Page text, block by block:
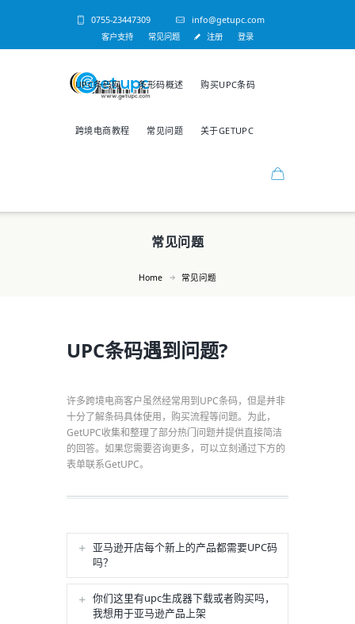
0755-23447309 info@getupc.com
客户支持 常见问题 注册 登录
UPC条码网 条形码概述 购买UPC条码
跨境电商教程 常见问题 关于GETUPC
常见问题
Home 常见问题
UPC条码遇到问题?
许多跨境电商客户虽然经常用到UPC条码，但是并非
十分了解条码具体使用，购买流程等问题。为此，
GetUPC收集和整理了部分热门问题并提供直接简洁
的回答。如果您需要咨询更多，可以立刻通过下方的
表单联系GetUPC。
亚马逊开店每个新上的产品都需要UPC码
吗？
你们这里有upc生成器下载或者购买吗，
我想用于亚马逊产品上架